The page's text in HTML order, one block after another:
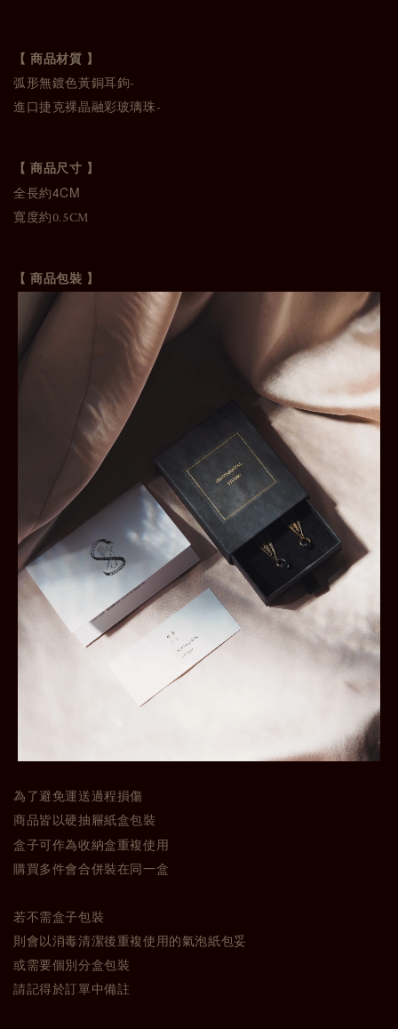
【 商品材質 】
弧形無鍍色黃銅耳鉤-
進口捷克裸晶融彩玻璃珠-
【 商品尺寸 】
全長約4CM
寬度約0.5CM
【 商品包裝 】
為了避免運送過程損傷
商品皆以硬抽屜紙盒包裝
盒子可作為收納盒重複使用
購買多件會合併裝在同一盒
若不需盒子包裝
則會以消毒清潔後重複使用的氣泡紙包妥
或需要個別分盒包裝
請記得於訂單中備註